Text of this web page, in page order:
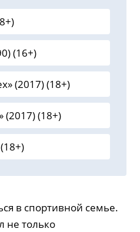
(16+)
(2017) (18+)
(2017) (18+)
в спортивной семье.
не только